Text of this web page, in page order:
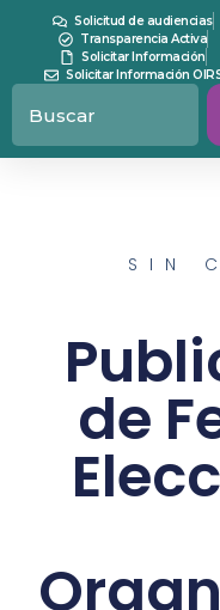
Solicitud de audiencias
Transparencia Activa
Solicitar Información
Solicitar Información
SIN
de